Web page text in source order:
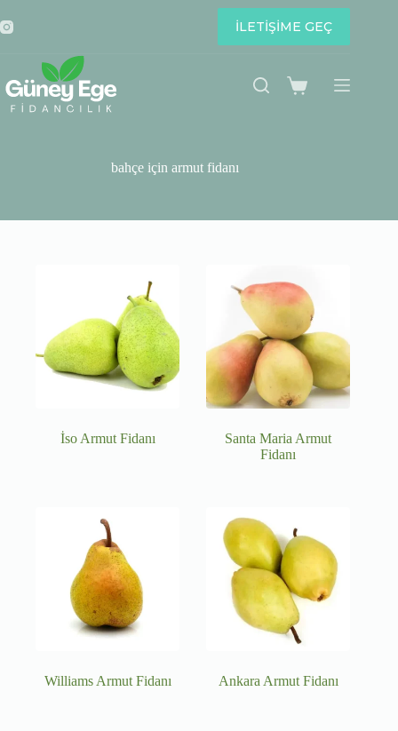
to
content
İLETİŞİME GEÇ
Shopping
bahçe için armut fidanı
İso Armut Fidanı
Santa Maria Armut
Fidanı
Williams Armut Fidanı Ankara Armut Fidanı